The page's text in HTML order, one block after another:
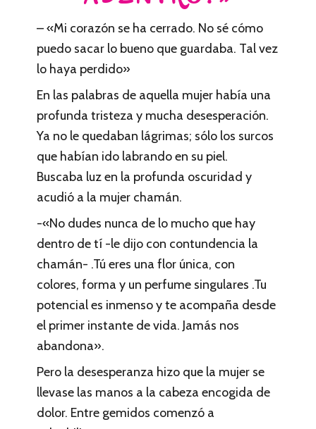
– «Mi corazón se ha cerrado. No sé cómo
puedo sacar lo bueno que guardaba. Tal vez
lo haya perdido»
En las palabras de aquella mujer había una
profunda tristeza y mucha desesperación.
Ya no le quedaban lágrimas; sólo los surcos
que habían ido labrando en su piel.
Buscaba luz en la profunda oscuridad y
acudió a la mujer chamán.
-«No dudes nunca de lo mucho que hay
dentro de tí -le dijo con contundencia la
chamán- .Tú eres una flor única, con
colores, forma y un perfume singulares .Tu
potencial es inmenso y te acompaña desde
el primer instante de vida. Jamás nos
abandona».
Pero la desesperanza hizo que la mujer se
llevase las manos a la cabeza encogida de
dolor. Entre gemidos comenzó a